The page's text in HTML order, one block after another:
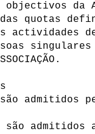
da
quotas
actividades
admitidos
admitidos